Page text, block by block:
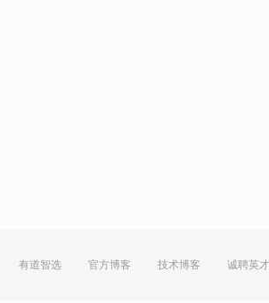
有道智选 官方博客 技术博客 诚聘英才